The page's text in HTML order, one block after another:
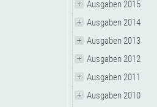
Ausgaben 2015
Ausgaben 2014
Ausgaben 2013
Ausgaben 2012
Ausgaben 2011
Ausgaben 2010